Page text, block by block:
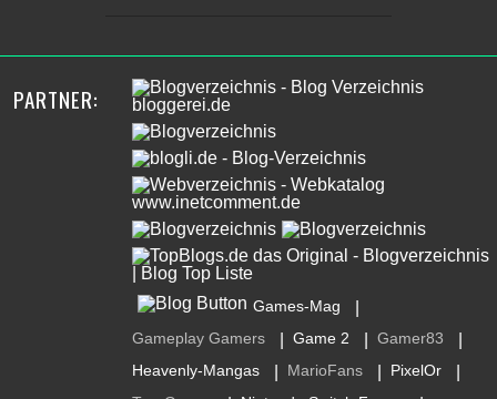
PARTNER:
Games-Mag
Gameplay Gamers Game 2 Gamer83
Heavenly-Mangas MarioFans PixelOr